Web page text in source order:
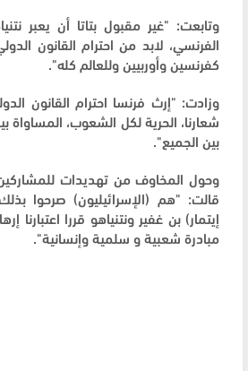
وتابعت: "غير مقبول بتاتا أن يعبر
الفرنسي، لابد من احترام القانون
كفرنسين وأوربيين وللعالم كله".
وزادت: "إرث فرنسا احترام القانون
شعارنا، الحرية لكل الشعوب،
بين الجميع".
وحول المخاوف من تهديدات
قالت: "هم (الإسرائيليون) صرحوا
إيتمار) بن غفير ونتنياهو قررا
مبادرة شعبية و سلمية وإنسانية".